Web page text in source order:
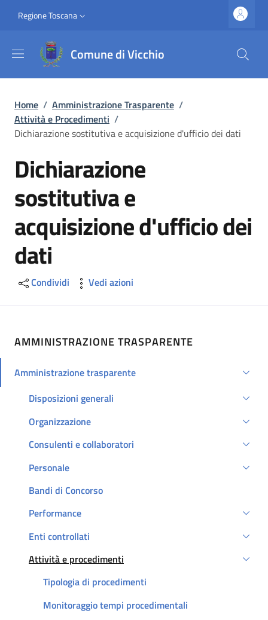
Slim top
Regione Toscana
Comune di Vicchio
Briciole di pane
Home / Amministrazione Trasparente /
Attività e Procedimenti /
Dichiarazione sostitutiva e acquisizione d'ufficio dei dati
Dichiarazione
sostitutiva e
acquisizione d'ufficio dei
dati
Condividi Vedi azioni
AMMINISTRAZIONE TRASPARENTE
Amministrazione trasparente
Attivo
Disposizioni generali
Organizzazione
Consulenti e collaboratori
Personale
Bandi di Concorso
Performance
Enti controllati
Attività e procedimenti
Attivo
Tipologia di procedimenti
Monitoraggio tempi procedimentali